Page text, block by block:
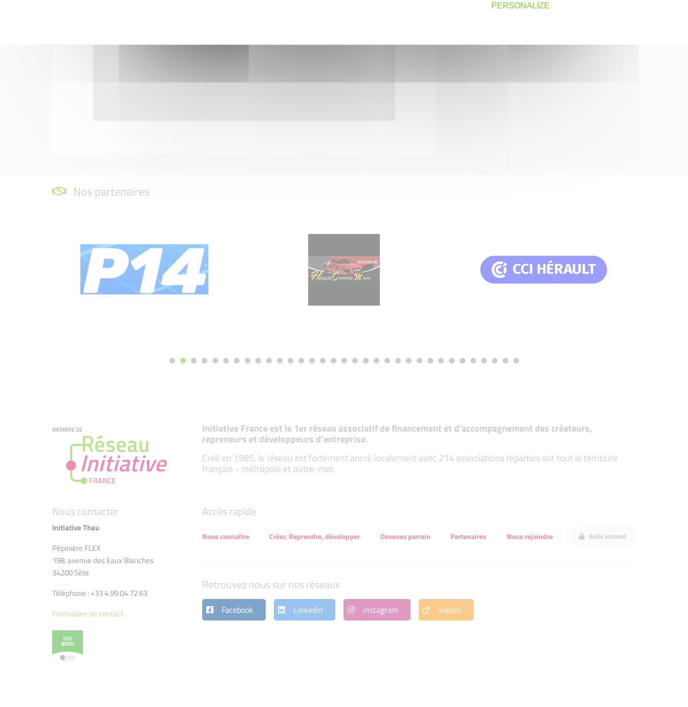
Nos partenaires
MEMBRE DE Initiative France est le 1er réseau associatif de financement et d’accompagnement des créateurs,
repreneurs et développeurs d’entreprise.
Créé en 1985, le réseau est fortement ancré localement avec 214 associations réparties sur tout le territoire
français - métropole et outre-mer.
Nous contacter
Initiative Thau
Pépinière FLEX
198, avenue des Eaux Blanches
34200 Sète
Téléphone : +33 4 99 04 72 63
Formulaire de contact
Accès rapide
Nous connaître Créer, Reprendre, développer Devenez parrain Partenaires Nous rejoindre Accès intranet
Retrouvez nous sur nos réseaux
Facebook Linkedin instagram Viadeo
PERSONALIZE